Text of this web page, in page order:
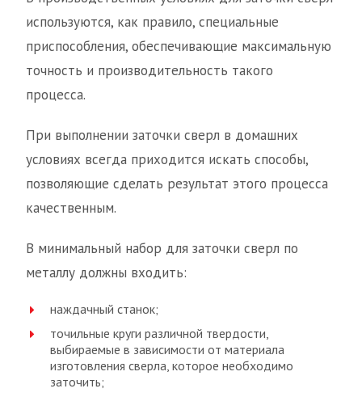
используются, как правило, специальные
приспособления, обеспечивающие максимальную
точность и производительность такого
процесса.
При выполнении заточки сверл в домашних
условиях всегда приходится искать способы,
позволяющие сделать результат этого процесса
качественным.
В минимальный набор для заточки сверл по
металлу должны входить:
наждачный станок;
точильные круги различной твердости,
выбираемые в зависимости от материала
изготовления сверла, которое необходимо
заточить;